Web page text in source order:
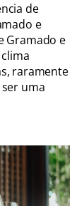
de
e
Gramado e
raramente
uma